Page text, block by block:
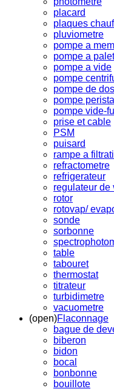
placard
plaques
pluviometre
pompe a
pompe a
pompe a vide
pompe
pompe de
pompe
pompe vide-
prise et cable
PSM
puisard
rampe a
refractometre
refrigerateur
regulateur de
rotor
rotovap/
sonde
sorbonne
table
tabouret
thermostat
titrateur
turbidimetre
vacuometre
(open)Flaconnage
bague de
biberon
bidon
bocal
bonbonne
bouillote